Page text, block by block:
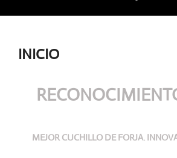
INICIO
MEJOR CUCHILLO DE FORJA.